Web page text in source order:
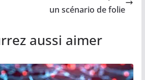
un scénario de folie
aussi aimer